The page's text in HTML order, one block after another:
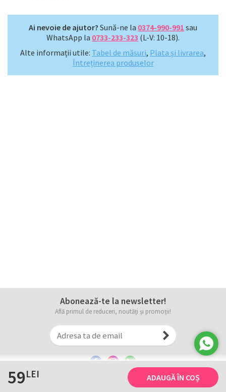
59LEI ADAUGĂ ÎN COȘ
Ai nevoie de ajutor? Sună-ne la 0374-990-991 sau
WhatsApp la 0733-233-323 (L-V: 10-18).
Alte informații utile: Tabel de măsuri, Plata și livrarea,
Întreținerea produselor
Abonează-te la newsletter!
Află primul de reduceri, noutăți și promoții!
Informații Tricourile noastre